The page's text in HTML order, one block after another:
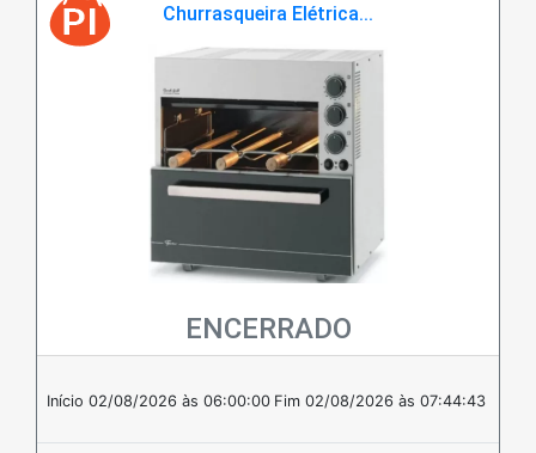
Churrasqueira Elétrica...
ENCERRADO
Início 02/08/2026 às 06:00:00 Fim 02/08/2026 às 07:44:43